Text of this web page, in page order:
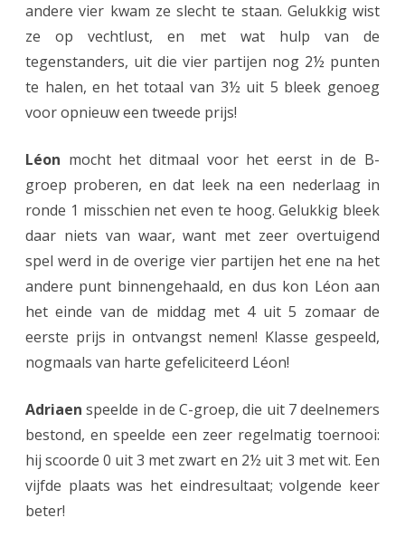
e
s
o
o
r
s
s
e
j
e
andere vier kwam ze slecht te staan. Gelukkig wist
ze op vechtlust, en met wat hulp van de
tegenstanders, uit die vier partijen nog 2½ punten
te halen, en het totaal van 3½ uit 5 bleek genoeg
voor opnieuw een tweede prijs!
Léon mocht het ditmaal voor het eerst in de B-
groep proberen, en dat leek na een nederlaag in
ronde 1 misschien net even te hoog. Gelukkig bleek
daar niets van waar, want met zeer overtuigend
spel werd in de overige vier partijen het ene na het
andere punt binnengehaald, en dus kon Léon aan
het einde van de middag met 4 uit 5 zomaar de
eerste prijs in ontvangst nemen! Klasse gespeeld,
nogmaals van harte gefeliciteerd Léon!
Adriaen speelde in de C-groep, die uit 7 deelnemers
bestond, en speelde een zeer regelmatig toernooi:
hij scoorde 0 uit 3 met zwart en 2½ uit 3 met wit. Een
vijfde plaats was het eindresultaat; volgende keer
beter!